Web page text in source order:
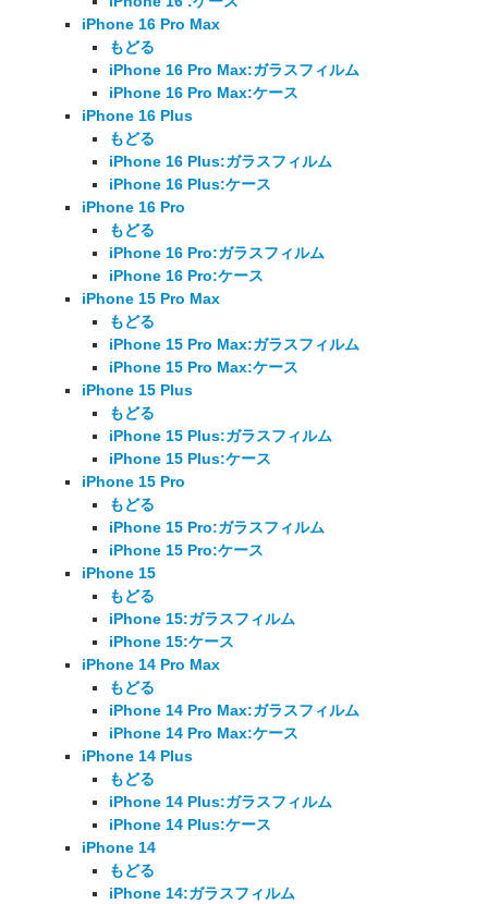
iPhone 16 Pro Max
もどる
iPhone 16 Pro Max:ガラスフィルム
iPhone 16 Pro Max:ケース
iPhone 16 Plus
もどる
iPhone 16 Plus:ガラスフィルム
iPhone 16 Plus:ケース
iPhone 16 Pro
もどる
iPhone 16 Pro:ガラスフィルム
iPhone 16 Pro:ケース
iPhone 15 Pro Max
もどる
iPhone 15 Pro Max:ガラスフィルム
iPhone 15 Pro Max:ケース
iPhone 15 Plus
もどる
iPhone 15 Plus:ガラスフィルム
iPhone 15 Plus:ケース
iPhone 15 Pro
もどる
iPhone 15 Pro:ガラスフィルム
iPhone 15 Pro:ケース
iPhone 15
もどる
iPhone 15:ガラスフィルム
iPhone 15:ケース
iPhone 14 Pro Max
もどる
iPhone 14 Pro Max:ガラスフィルム
iPhone 14 Pro Max:ケース
iPhone 14 Plus
もどる
iPhone 14 Plus:ガラスフィルム
iPhone 14 Plus:ケース
iPhone 14
もどる
iPhone 14:ガラスフィルム